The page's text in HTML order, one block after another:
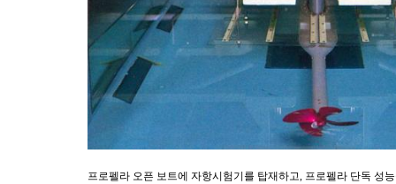
프로펠라 오픈 보트에 자항시험기를 탑재하고, 프로펠라 단독 성